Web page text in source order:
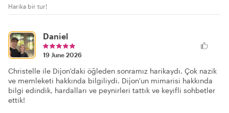
Harika bir tur!
Daniel
19 June 2026
Christelle ile Dijon'daki öğleden sonramız harikaydı. Çok nazik
ve memleketi hakkında bilgiliydi. Dijon'un mimarisi hakkında
bilgi edindik, hardalları ve peynirleri tattık ve keyifli sohbetler
ettik!